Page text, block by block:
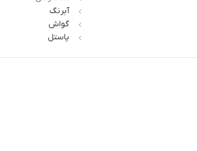
آبرنگ
گواش
پاستل